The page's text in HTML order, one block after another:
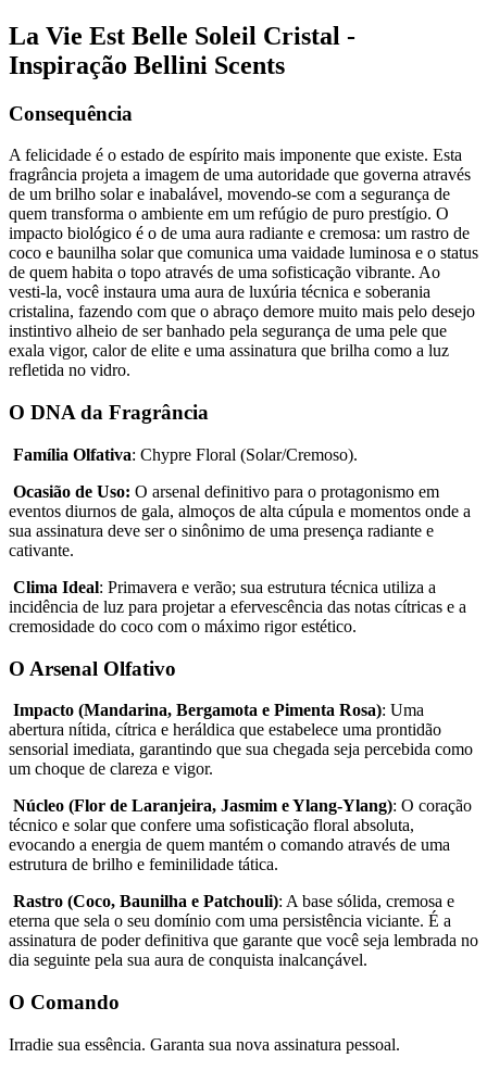
La Vie Est Belle Soleil Cristal -
Inspiração Bellini Scents
Consequência
A felicidade é o estado de espírito mais imponente que existe. Esta
fragrância projeta a imagem de uma autoridade que governa através
de um brilho solar e inabalável, movendo-se com a segurança de
quem transforma o ambiente em um refúgio de puro prestígio. O
impacto biológico é o de uma aura radiante e cremosa: um rastro de
coco e baunilha solar que comunica uma vaidade luminosa e o status
de quem habita o topo através de uma sofisticação vibrante. Ao
vesti-la, você instaura uma aura de luxúria técnica e soberania
cristalina, fazendo com que o abraço demore muito mais pelo desejo
instintivo alheio de ser banhado pela segurança de uma pele que
exala vigor, calor de elite e uma assinatura que brilha como a luz
refletida no vidro.
O DNA da Fragrância
Família Olfativa: Chypre Floral (Solar/Cremoso).
Ocasião de Uso: O arsenal definitivo para o protagonismo em
eventos diurnos de gala, almoços de alta cúpula e momentos onde a
sua assinatura deve ser o sinônimo de uma presença radiante e
cativante.
Clima Ideal: Primavera e verão; sua estrutura técnica utiliza a
incidência de luz para projetar a efervescência das notas cítricas e a
cremosidade do coco com o máximo rigor estético.
O Arsenal Olfativo
Impacto (Mandarina, Bergamota e Pimenta Rosa): Uma
abertura nítida, cítrica e heráldica que estabelece uma prontidão
sensorial imediata, garantindo que sua chegada seja percebida como
um choque de clareza e vigor.
Núcleo (Flor de Laranjeira, Jasmim e Ylang-Ylang): O coração
técnico e solar que confere uma sofisticação floral absoluta,
evocando a energia de quem mantém o comando através de uma
estrutura de brilho e feminilidade tática.
Rastro (Coco, Baunilha e Patchouli): A base sólida, cremosa e
eterna que sela o seu domínio com uma persistência viciante. É a
assinatura de poder definitiva que garante que você seja lembrada no
dia seguinte pela sua aura de conquista inalcançável.
O Comando
Irradie sua essência. Garanta sua nova assinatura pessoal.